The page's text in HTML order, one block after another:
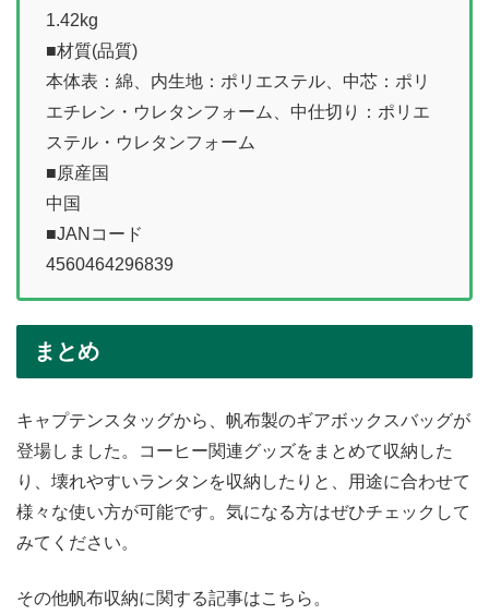
1.42kg
■材質(品質)
本体表：綿、内生地：ポリエステル、中芯：ポリ
エチレン・ウレタンフォーム、中仕切り：ポリエ
ステル・ウレタンフォーム
■原産国
中国
■JANコード
4560464296839
まとめ
キャプテンスタッグから、帆布製のギアボックスバッグが
登場しました。コーヒー関連グッズをまとめて収納した
り、壊れやすいランタンを収納したりと、用途に合わせて
様々な使い方が可能です。気になる方はぜひチェックして
みてください。
その他帆布収納に関する記事はこちら。